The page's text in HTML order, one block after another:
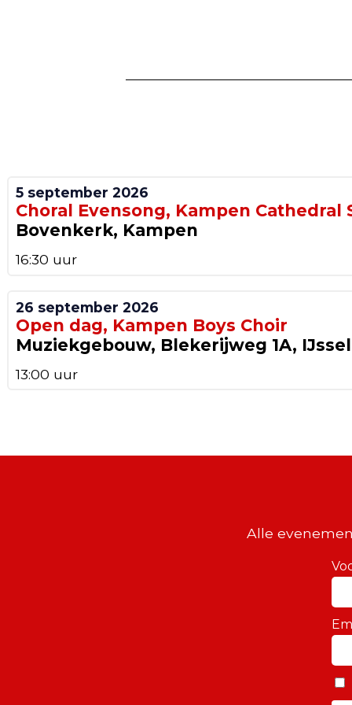
5 september 2026
Choral Evensong, Kampen Cathedral
Bovenkerk, Kampen
16:30 uur
26 september 2026
Open dag, Kampen Boys Choir
Muziekgebouw, Blekerijweg 1A,
13:00 uur
Alle